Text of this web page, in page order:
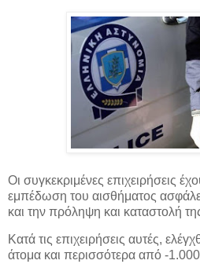
Οι συγκεκριμένες επιχειρήσεις
εμπέδωση του αισθήματος
και την πρόληψη και καταστολή
Κατά τις επιχειρήσεις αυτές,
άτομα και περισσότερα από -